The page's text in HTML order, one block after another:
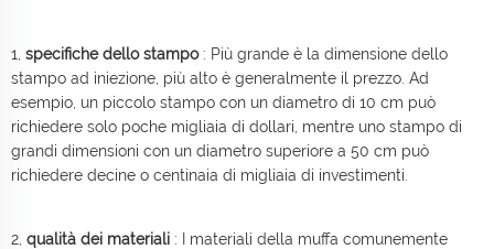
1, specifiche dello stampo : Più grande è la dimensione dello
stampo ad iniezione, più alto è generalmente il prezzo. Ad
esempio, un piccolo stampo con un diametro di 10 cm può
richiedere solo poche migliaia di dollari, mentre uno stampo di
grandi dimensioni con un diametro superiore a 50 cm può
richiedere decine o centinaia di migliaia di investimenti.
2, qualità dei materiali : I materiali della muffa comunemente